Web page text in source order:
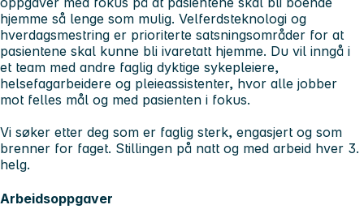
hjemme så lenge som mulig. Velferdsteknologi og
hverdagsmestring er prioriterte satsningsområder for at
pasientene skal kunne bli ivaretatt hjemme. Du vil inngå i
et team med andre faglig dyktige sykepleiere,
helsefagarbeidere og pleieassistenter, hvor alle jobber
mot felles mål og med pasienten i fokus.
Vi søker etter deg som er faglig sterk, engasjert og som
brenner for faget. Stillingen på natt og med arbeid hver 3.
helg.
Arbeidsoppgaver